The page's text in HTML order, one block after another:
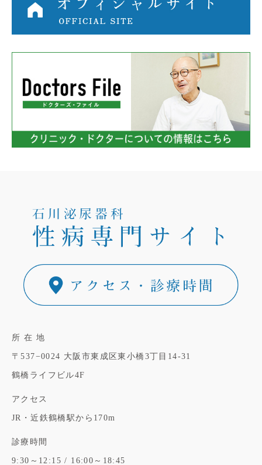
所 在 地
〒537−0024 大阪市東成区東小橋3丁目14-31
鶴橋ライフビル4F
アクセス
JR・近鉄鶴橋駅から170m
診療時間
9:30～12:15 / 16:00～18:45